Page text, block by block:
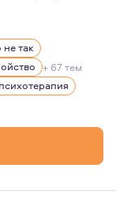
так
+ 67 тем